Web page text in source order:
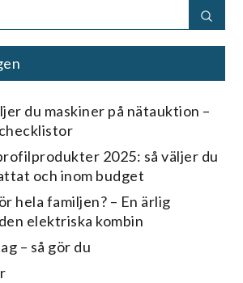
du maskiner på nätauktion –
2025: så väljer du
och inom budget
hela familjen? – En ärlig
elektriska kombin
– så gör du